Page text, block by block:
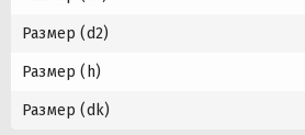
Размер (d2)
Размер (h)
Размер (dk)